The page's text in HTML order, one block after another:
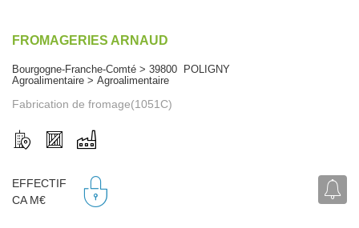
FROMAGERIES ARNAUD
Bourgogne-Franche-Comté > 39800 POLIGNY
Agroalimentaire > Agroalimentaire
Fabrication de fromage(1051C)
EFFECTIF
CA M€